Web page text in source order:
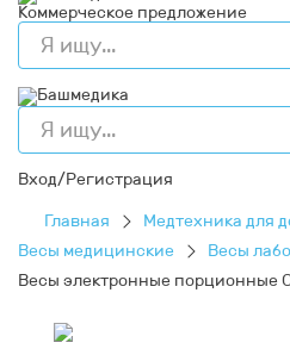
Коммерческое предложение
Вход/Регистрация
Главная
Медтехника для
Весы медицинские
Весы
Весы электронные порционные